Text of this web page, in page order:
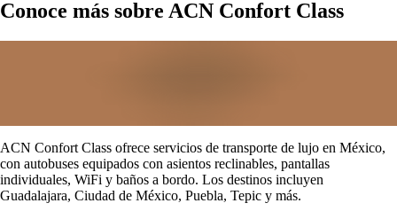
Conoce más sobre ACN Confort Class
ACN Confort Class ofrece servicios de transporte de lujo en México,
con autobuses equipados con asientos reclinables, pantallas
individuales, WiFi y baños a bordo. Los destinos incluyen
Guadalajara, Ciudad de México, Puebla, Tepic y más.